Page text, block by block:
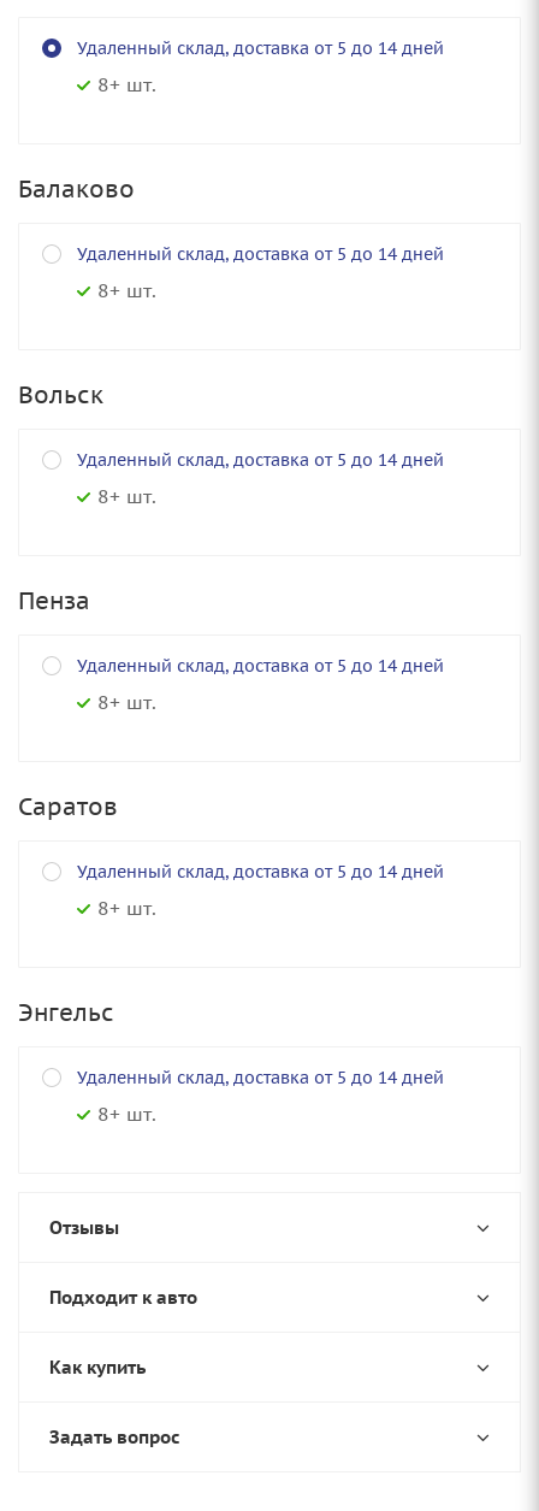
Удаленный склад, доставка от 5 до 14 дней
8+ шт.
Балаково
Удаленный склад, доставка от 5 до 14 дней
8+ шт.
Вольск
Удаленный склад, доставка от 5 до 14 дней
8+ шт.
Пенза
Удаленный склад, доставка от 5 до 14 дней
8+ шт.
Саратов
Удаленный склад, доставка от 5 до 14 дней
8+ шт.
Энгельс
Удаленный склад, доставка от 5 до 14 дней
8+ шт.
Отзывы
Подходит к авто
Как купить
Задать вопрос